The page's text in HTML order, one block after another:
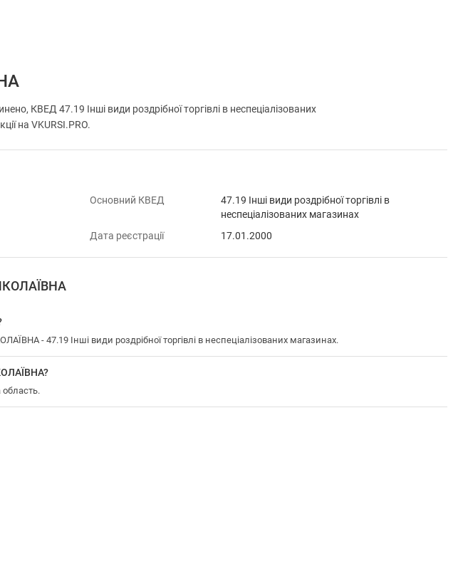
КВЕД 47.19 Інші види роздрібної торгівлі в неспеціалізованих
на VKURSI.PRO.
Основний КВЕД
47.19 Інші види роздрібної торгівлі в
неспеціалізованих магазинах
Дата реєстрації 17.01.2000
- 47.19 Інші види роздрібної торгівлі в неспеціалізованих магазинах.